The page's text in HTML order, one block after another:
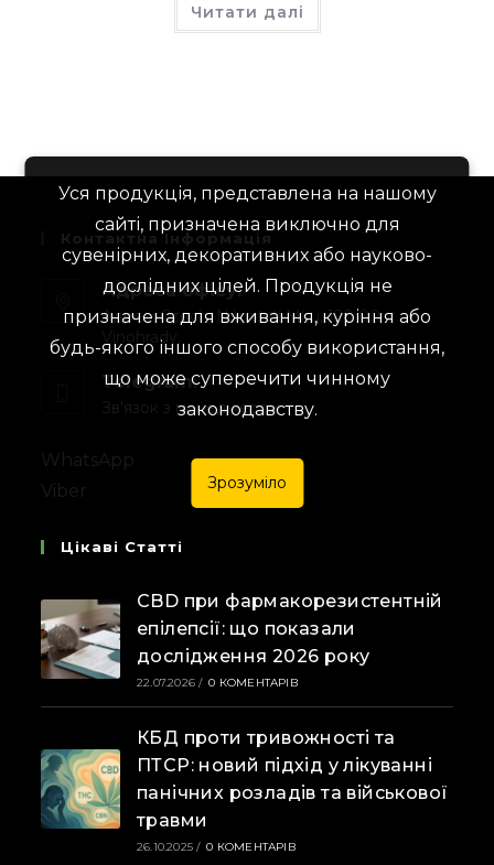
Читати далі
Контактна Інформація
Адреса офісу:
Адрес: Czech, Náměstí Míru, 120 00
Vinohrady,
Telegram:
Зв'язок з менеджером
WhatsApp
Viber
Цікаві Статті
CBD при фармакорезистентній
епілепсії: що показали
дослідження 2026 року
22.07.2026 / 0 КОМЕНТАРІВ
КБД проти тривожності та
ПТСР: новий підхід у лікуванні
панічних розладів та військової
травми
26.10.2025 / 0 КОМЕНТАРІВ
Уся продукція, представлена на нашому
сайті, призначена виключно для
сувенірних, декоративних або науково-
дослідних цілей. Продукція не
призначена для вживання, куріння або
будь-якого іншого способу використання,
що може суперечити чинному
законодавству.
Зрозуміло